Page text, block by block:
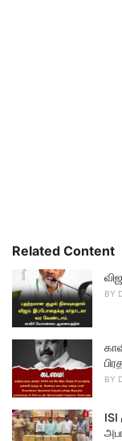
Related Content
BY
BY